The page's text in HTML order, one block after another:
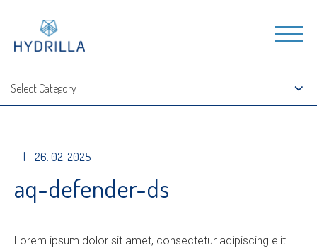
| 26. 02. 2025
aq-defender-ds
Lorem ipsum dolor sit amet, consectetur adipiscing elit.